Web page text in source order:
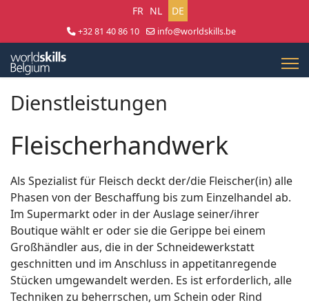
Sprache auswählen
FR NL DE
+32 81 40 86 10
info@worldskills.be
Dienstleistungen
Fleischerhandwerk
Als Spezialist für Fleisch deckt der/die Fleischer(in) alle
Phasen von der Beschaffung bis zum Einzelhandel ab.
Im Supermarkt oder in der Auslage seiner/ihrer
Boutique wählt er oder sie die Gerippe bei einem
Großhändler aus, die in der Schneidewerkstatt
geschnitten und im Anschluss in appetitanregende
Stücken umgewandelt werden. Es ist erforderlich, alle
Techniken zu beherrschen, um Schein oder Rind